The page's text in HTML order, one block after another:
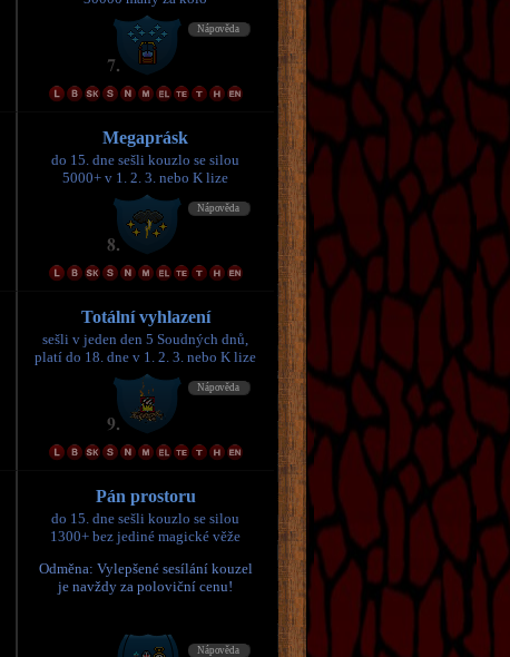
Megaprásk
do 15. dne sešli kouzlo se silou
5000+ v 1. 2. 3. nebo K lize
Totální vyhlazení
sešli v jeden den 5 Soudných dnů,
platí do 18. dne v 1. 2. 3. nebo K lize
Pán prostoru
do 15. dne sešli kouzlo se silou
1300+ bez jediné magické věže
Odměna: Vylepšené sesílání kouzel
je navždy za poloviční cenu!